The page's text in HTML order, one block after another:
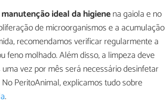
manutenção ideal da higienena gaiola e no
de microorganismos e a acumulação
recomendamos verificar regularmente a
feno molhado. Além disso, a limpeza deve
vez por mês será necessário desinfetar
PeritoAnimal, explicamos tudo sobre
.